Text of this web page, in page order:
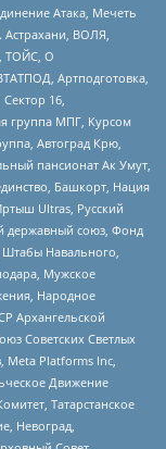
Атака, Мечеть
ВОЛЯ,
ТОЙС, О
Артподготовка,
16,
группа МПГ, Курсом
Автоград Крю,
пансионат Ак Умут,
Башкорт, Нация
Ultras, Русский
державный союз, Фонд
Навального,
Мужское
Народное
Архангельской
Советских Светлых
Meta Platforms Inc,
Движение
Татарстанское
Невоград,